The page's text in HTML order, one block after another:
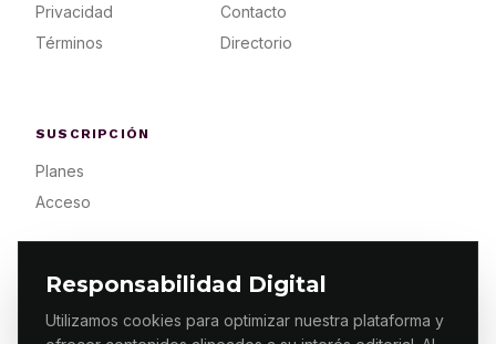
Responsabilidad Digital
Utilizamos cookies para optimizar nuestra plataforma y
Privacidad
Términos
Contacto
Directorio
SUSCRIPCIÓN
Planes
Acceso